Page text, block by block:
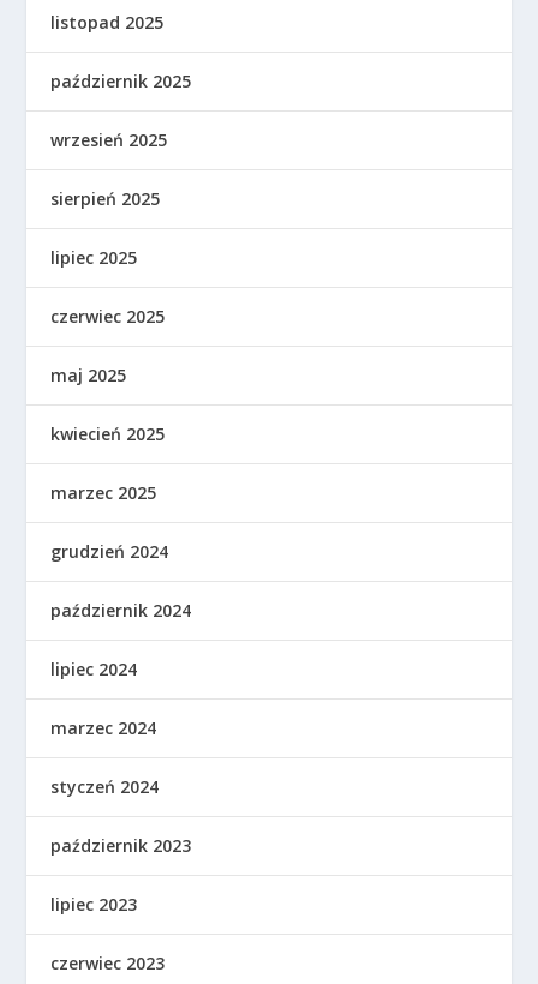
listopad 2025
październik 2025
wrzesień 2025
sierpień 2025
lipiec 2025
czerwiec 2025
maj 2025
kwiecień 2025
marzec 2025
grudzień 2024
październik 2024
lipiec 2024
marzec 2024
styczeń 2024
październik 2023
lipiec 2023
czerwiec 2023